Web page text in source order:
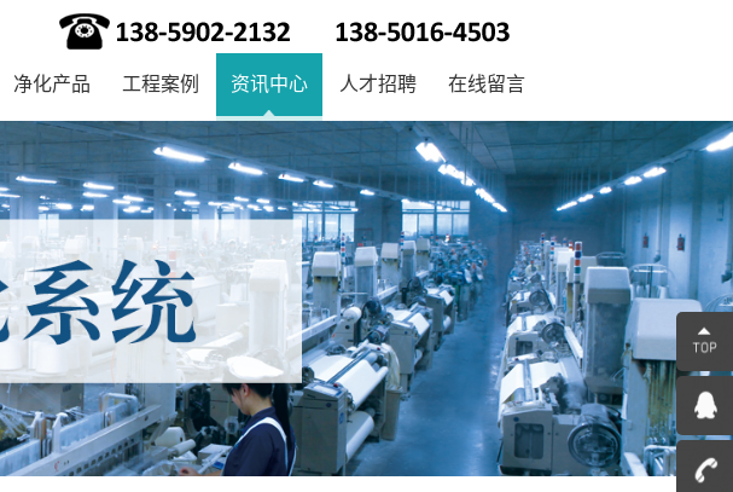
净化产品 工程案例 资讯中心 人才招聘 在线留言